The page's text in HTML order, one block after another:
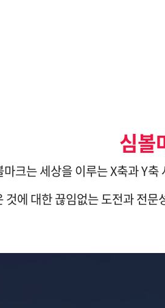
심볼
마크는 세상을 이루는 X축과 Y
것에 대한 끊임없는 도전과 전